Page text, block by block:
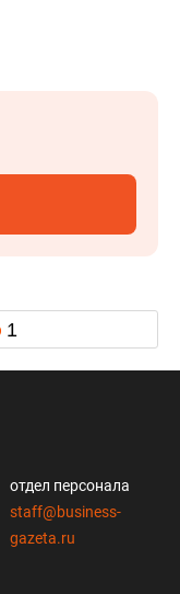
1
отдел персонала
staff@business-
gazeta.ru